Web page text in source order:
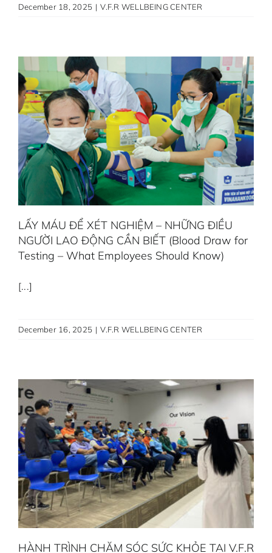
December 18, 2025 | V.F.R WELLBEING CENTER
LẤY MÁU ĐỂ XÉT NGHIỆM – NHỮNG ĐIỀU
NGƯỜI LAO ĐỘNG CẦN BIẾT (Blood Draw for
Testing – What Employees Should Know)
[...]
December 16, 2025 | V.F.R WELLBEING CENTER
HÀNH TRÌNH CHĂM SÓC SỨC KHỎE TẠI V.F.R